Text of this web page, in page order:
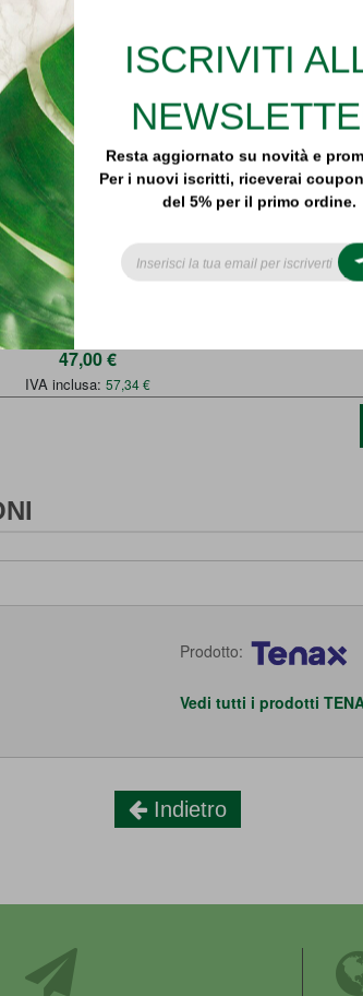
ISCRIVITI
Resta aggiornato su novità e
Per i nuovi iscritti, riceverai
del 5% per il primo ordine.
58,74 €
47,00 €
IVA inclusa: 57,34 €
Prodotto:
Vedi tutti i prodotti
Indietro